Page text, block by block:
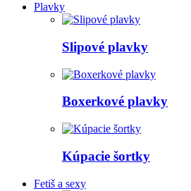
Plavky
Slipové plavky
Boxerkové plavky
Kúpacie šortky
Fetiš a sexy